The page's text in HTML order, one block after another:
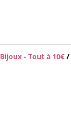
Bijoux - Tout à 10€ /